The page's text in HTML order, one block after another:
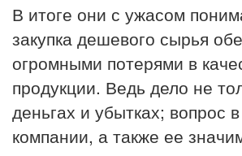
В итоге они с ужасом
закупка дешевого сырья
огромными потерями в
продукции. Ведь дело не
деньгах и убытках; вопрос
компании, а также ее